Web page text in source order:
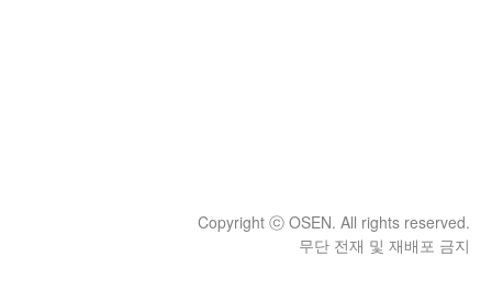
Copyright ⓒ OSEN. All rights reserved.
무단 전재 및 재배포 금지